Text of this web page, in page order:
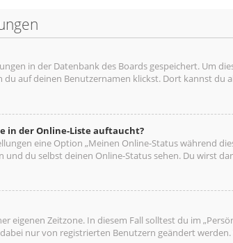
in der Datenbank des Boards gespeichert. Um
auf deinen Benutzernamen klickst. Dort kannst du
in der Online-Liste auftaucht?
eine Option „Meinen Online-Status während
du selbst deinen Online-Status sehen. Du wirst
eigenen Zeitzone. In diesem Fall solltest du im
nur von registrierten Benutzern geändert